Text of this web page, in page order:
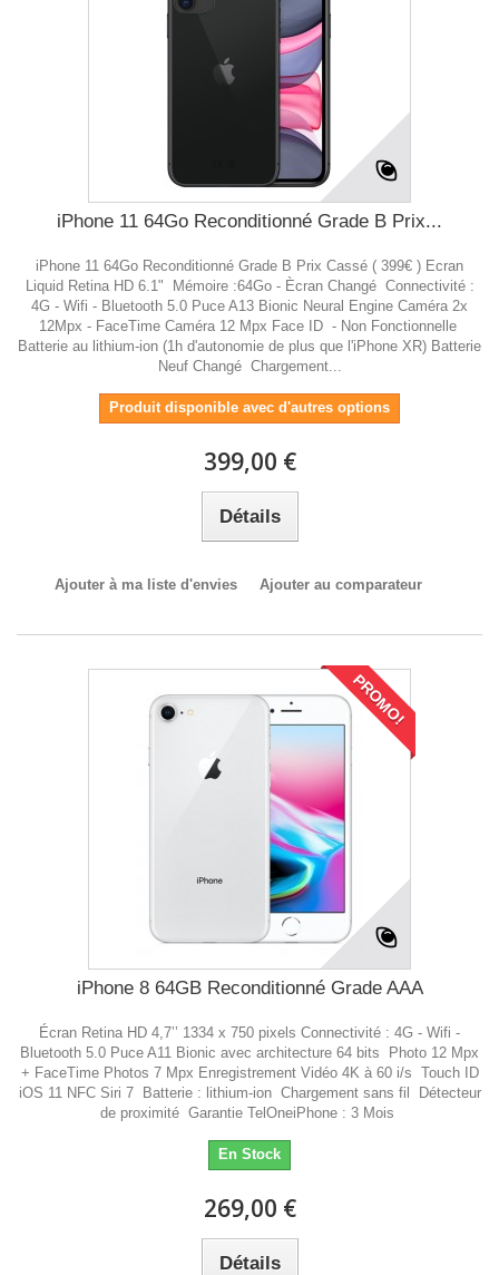
iPhone 11 64Go Reconditionné Grade B Prix...
iPhone 11 64Go Reconditionné Grade B Prix Cassé ( 399€ ) Ecran
Liquid Retina HD 6.1" Mémoire :64Go - Ècran Changé Connectivité :
4G - Wifi - Bluetooth 5.0 Puce A13 Bionic Neural Engine Caméra 2x
12Mpx - FaceTime Caméra 12 Mpx Face ID - Non Fonctionnelle
Batterie au lithium-ion (1h d'autonomie de plus que l'iPhone XR) Batterie
Neuf Changé Chargement...
Produit disponible avec d'autres options
399,00 €
Détails
Ajouter à ma liste d'envies Ajouter au comparateur
PROMO!
iPhone 8 64GB Reconditionné Grade AAA
Écran Retina HD 4,7’’ 1334 x 750 pixels Connectivité : 4G - Wifi -
Bluetooth 5.0 Puce A11 Bionic avec architecture 64 bits Photo 12 Mpx
+ FaceTime Photos 7 Mpx Enregistrement Vidéo 4K à 60 i/s Touch ID
iOS 11 NFC Siri 7 Batterie : lithium-ion Chargement sans fil Détecteur
de proximité Garantie TelOneiPhone : 3 Mois
En Stock
269,00 €
Détails